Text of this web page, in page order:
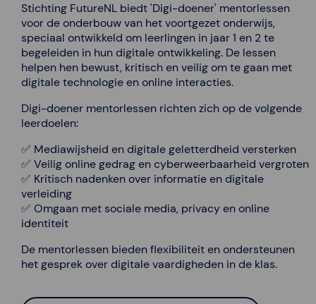
Stichting FutureNL biedt 'Digi-doener' mentorlessen
voor de onderbouw van het voortgezet onderwijs,
speciaal ontwikkeld om leerlingen in jaar 1 en 2 te
begeleiden in hun digitale ontwikkeling. De lessen
helpen hen bewust, kritisch en veilig om te gaan met
digitale technologie en online interacties.
Digi-doener mentorlessen richten zich op de volgende
leerdoelen:
✅ Mediawijsheid en digitale geletterdheid versterken
✅ Veilig online gedrag en cyberweerbaarheid vergroten
✅ Kritisch nadenken over informatie en digitale
verleiding
✅ Omgaan met sociale media, privacy en online
identiteit
De mentorlessen bieden flexibiliteit en ondersteunen
het gesprek over digitale vaardigheden in de klas.